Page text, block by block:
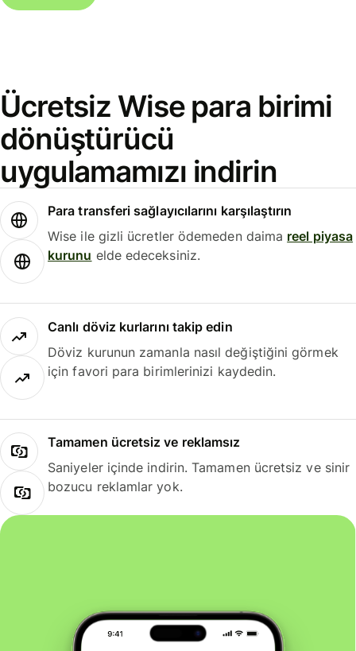
Ücretsiz Wise para birimi
dönüştürücü
uygulamamızı indirin
Para transferi sağlayıcılarını karşılaştırın
Wise ile gizli ücretler ödemeden daima reel piyasa
kurunu elde edeceksiniz.
Canlı döviz kurlarını takip edin
Döviz kurunun zamanla nasıl değiştiğini görmek
için favori para birimlerinizi kaydedin.
Tamamen ücretsiz ve reklamsız
Saniyeler içinde indirin. Tamamen ücretsiz ve sinir
bozucu reklamlar yok.